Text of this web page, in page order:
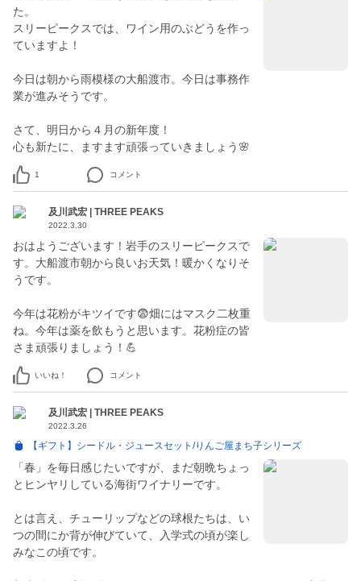
た。
スリーピークスでは、ワイン用のぶどうを作っ
ていますよ！
今日は朝から雨模様の大船渡市。今日は事務作
業が進みそうです。
さて、明日から４月の新年度！
心も新たに、ますます頑張っていきましょう🌸
1 コメント
及川武宏 | THREE PEAKS
2022.3.30
おはようございます！岩手のスリーピークスで
す。大船渡市朝から良いお天気！暖かくなりそ
うです。
今年は花粉がキツイです😨畑にはマスク二枚重
ね。今年は薬を飲もうと思います。花粉症の皆
さま頑張りましょう！💪
いいね！ コメント
及川武宏 | THREE PEAKS
2022.3.26
【ギフト】シードル・ジュースセット/りんご屋まち子シリーズ
「春」を毎日感じたいですが、まだ朝晩ちょっ
とヒンヤリしている海街ワイナリーです。
とは言え、チューリップなどの球根たちは、い
つの間にか背が伸びていて、入学式の頃が楽し
みなこの頃です。